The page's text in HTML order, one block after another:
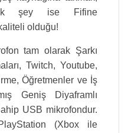
şey ise Fifine
olduğu!
tam olarak Şarkı
Twitch, Youtube,
Öğretmenler ve İş
Geniş Diyaframlı
USB mikrofondur.
(Xbox ile